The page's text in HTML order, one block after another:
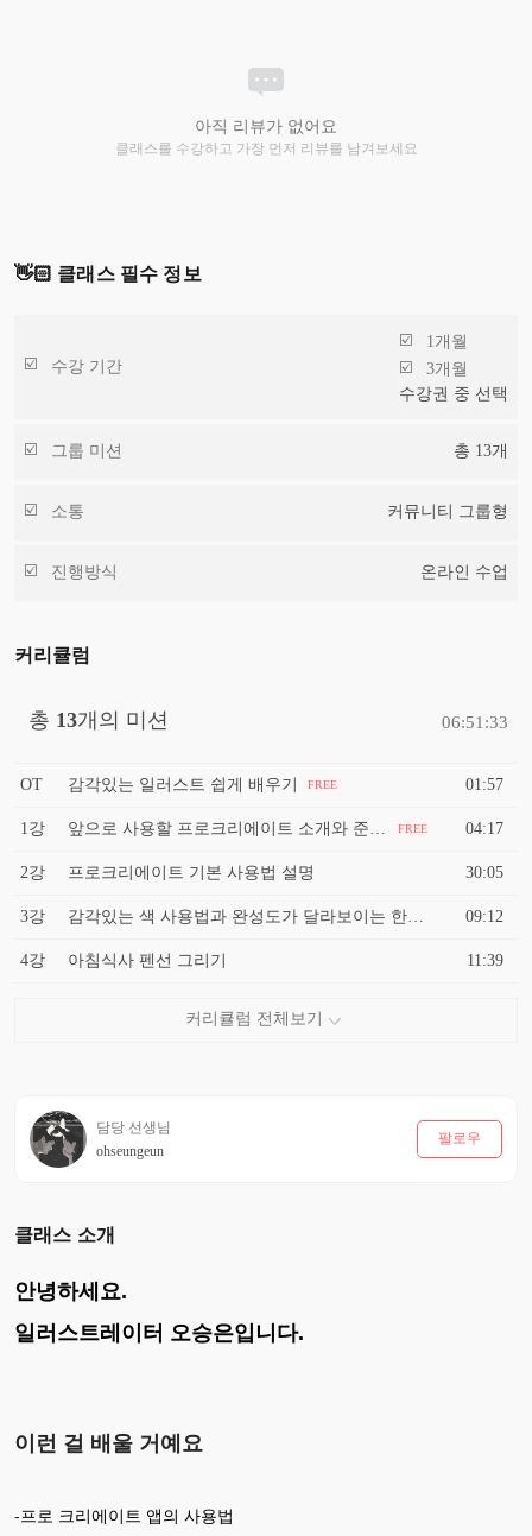
아직 리뷰가 없어요
클래스를 수강하고 가장 먼저 리뷰를 남겨보세요
👋🏻 클래스 필수 정보
수강 기간
1개월
3개월
수강권 중 선택
그룹 미션 총 13개
소통 커뮤니티 그룹형
진행방식 온라인 수업
커리큘럼
총 13개의 미션 06:51:33
OT 감각있는 일러스트 쉽게 배우기 FREE 01:57
1강 FREE 04:17
2강 프로크리에이트 기본 사용법 설명 30:05
3강 09:12
4강 아침식사 펜선 그리기 11:39
담당 선생님
ohseungeun
팔로우
클래스 소개
안녕하세요.
일러스트레이터 오승은입니다.
이런 걸 배울 거예요
-프로 크리에이트 앱의 사용법